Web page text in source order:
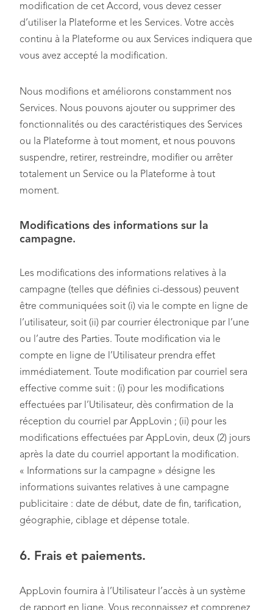
modification de cet Accord, vous devez cesser
d’utiliser la Plateforme et les Services. Votre accès
continu à la Plateforme ou aux Services indiquera que
vous avez accepté la modification.
Nous modifions et améliorons constamment nos
Services. Nous pouvons ajouter ou supprimer des
fonctionnalités ou des caractéristiques des Services
ou la Plateforme à tout moment, et nous pouvons
suspendre, retirer, restreindre, modifier ou arrêter
totalement un Service ou la Plateforme à tout
moment.
Modifications des informations sur la
campagne.
Les modifications des informations relatives à la
campagne (telles que définies ci-dessous) peuvent
être communiquées soit (i) via le compte en ligne de
l’utilisateur, soit (ii) par courrier électronique par l’une
ou l’autre des Parties. Toute modification via le
compte en ligne de l’Utilisateur prendra effet
immédiatement. Toute modification par courriel sera
effective comme suit : (i) pour les modifications
effectuées par l’Utilisateur, dès confirmation de la
réception du courriel par AppLovin ; (ii) pour les
modifications effectuées par AppLovin, deux (2) jours
après la date du courriel apportant la modification.
« Informations sur la campagne » désigne les
informations suivantes relatives à une campagne
publicitaire : date de début, date de fin, tarification,
géographie, ciblage et dépense totale.
6. Frais et paiements.
AppLovin fournira à l’Utilisateur l’accès à un système